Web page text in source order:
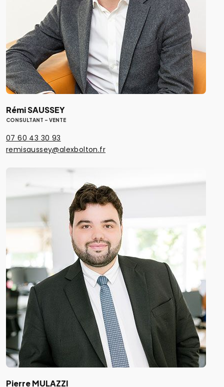
Rémi SAUSSEY
CONSULTANT - VENTE
07 60 43 30 93
remisaussey@alexbolton.fr
Pierre MULAZZI